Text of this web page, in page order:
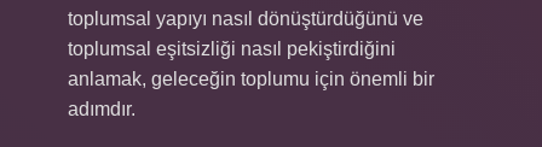
toplumsal yapıyı nasıl dönüştürdüğünü ve
toplumsal eşitsizliği nasıl pekiştirdiğini
anlamak, geleceğin toplumu için önemli bir
adımdır.